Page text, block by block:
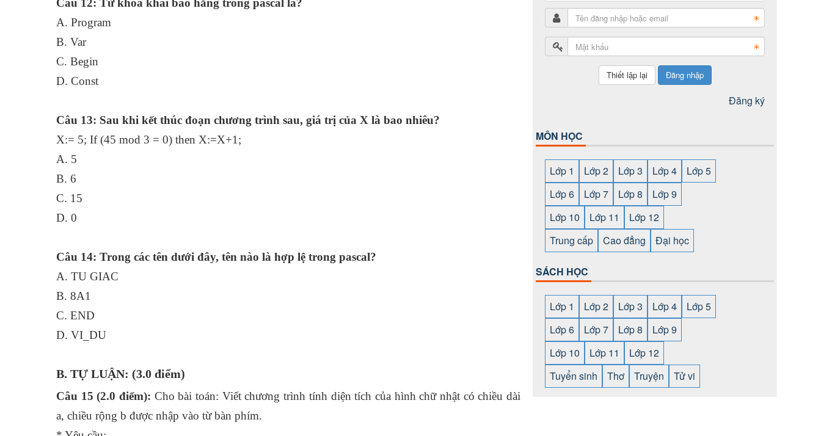
Câu 12: Từ khóa khai báo hằng trong pascal là?
A. Program
B. Var
C. Begin
D. Const
Câu 13: Sau khi kết thúc đoạn chương trình sau, giá trị của X là bao nhiêu?
X:= 5; If (45 mod 3 = 0) then X:=X+1;
A. 5
B. 6
C. 15
D. 0
Câu 14: Trong các tên dưới đây, tên nào là hợp lệ trong pascal?
A. TU GIAC
B. 8A1
C. END
D. VI_DU
B. TỰ LUẬN: (3.0 điểm)
Câu 15 (2.0 điểm): Cho bài toán: Viết chương trình tính diện tích của hình chữ nhật có chiều dài
a, chiều rộng b được nhập vào từ bàn phím.
Đăng nhập
Đăng ký
MÔN HỌC
Lớp 1 Lớp 2 Lớp 3 Lớp 4
Lớp 5
Lớp 6
Lớp 7 Lớp 8
Lớp 9
Lớp 10
Lớp 11
Lớp 12
Trung cấp
Cao đẳng Đại học
SÁCH HỌC
Lớp 1 Lớp 2 Lớp 3 Lớp 4
Lớp 5
Lớp 6
Lớp 7 Lớp 8
Lớp 9
Lớp 10
Lớp 11
Lớp 12
Tuyển sinh
Thơ Truyện Tử vi